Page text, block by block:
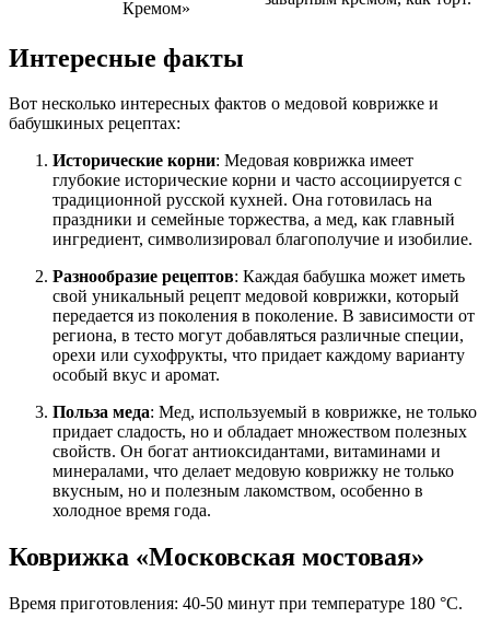
Кремом»
Интересные факты
Вот несколько интересных фактов о медовой коврижке и
бабушкиных рецептах:
Исторические корни: Медовая коврижка имеет
глубокие исторические корни и часто ассоциируется с
традиционной русской кухней. Она готовилась на
праздники и семейные торжества, а мед, как главный
ингредиент, символизировал благополучие и изобилие.
Разнообразие рецептов: Каждая бабушка может иметь
свой уникальный рецепт медовой коврижки, который
передается из поколения в поколение. В зависимости от
региона, в тесто могут добавляться различные специи,
орехи или сухофрукты, что придает каждому варианту
особый вкус и аромат.
Польза меда: Мед, используемый в коврижке, не только
придает сладость, но и обладает множеством полезных
свойств. Он богат антиоксидантами, витаминами и
минералами, что делает медовую коврижку не только
вкусным, но и полезным лакомством, особенно в
холодное время года.
Коврижка «Московская мостовая»
Время приготовления: 40-50 минут при температуре 180 °C.